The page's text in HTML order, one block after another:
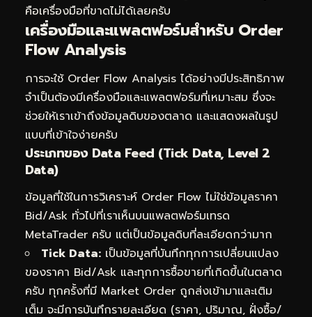
คือเครื่องมือที่ขาดไม่ได้เลยครับ
เครื่องมือและแพลตฟอร์มสำหรับ Order
Flow Analysis
การจะใช้ Order Flow Analysis ได้อย่างมีประสิทธิภาพ
จำเป็นต้องมีเครื่องมือและแพลตฟอร์มที่เหมาะสม ซึ่งจะ
ช่วยให้เราเข้าถึงข้อมูลดิบของตลาด และแสดงผลในรูป
แบบที่เข้าใจง่ายครับ
ประเภทของ Data Feed (Tick Data, Level 2
Data)
ข้อมูลที่ใช้ในการวิเคราะห์ Order Flow ไม่ใช่ข้อมูลราคา
Bid/Ask ทั่วไปที่เราเห็นบนแพลตฟอร์มเทรด
MetaTrader ครับ แต่เป็นข้อมูลดิบที่ละเอียดกว่ามาก
Tick Data: เป็นข้อมูลที่บันทึกทุกการเปลี่ยนแปลง
ของราคา Bid/Ask และทุกการซื้อขายที่เกิดขึ้นในตลาด
ครับ ทุกครั้งที่มี Market Order ถูกส่งเข้ามาและเติม
เต็ม จะมีการบันทึกรายละเอียด (ราคา, ปริมาณ, ฝั่งซื้อ/